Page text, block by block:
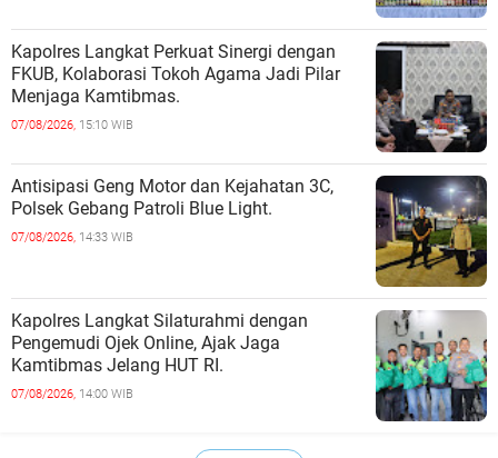
Kapolres Langkat Perkuat Sinergi dengan
FKUB, Kolaborasi Tokoh Agama Jadi Pilar
Menjaga Kamtibmas.
07/08/2026, 15:10 WIB
Antisipasi Geng Motor dan Kejahatan 3C,
Polsek Gebang Patroli Blue Light.
07/08/2026, 14:33 WIB
Kapolres Langkat Silaturahmi dengan
Pengemudi Ojek Online, Ajak Jaga
Kamtibmas Jelang HUT RI.
07/08/2026, 14:00 WIB